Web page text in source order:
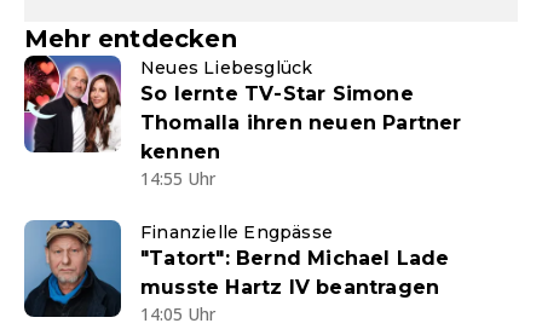
Mehr entdecken
Neues Liebesglück
So lernte TV-Star Simone
Thomalla ihren neuen Partner
kennen
14:55 Uhr
Finanzielle Engpässe
"Tatort": Bernd Michael Lade
musste Hartz IV beantragen
14:05 Uhr